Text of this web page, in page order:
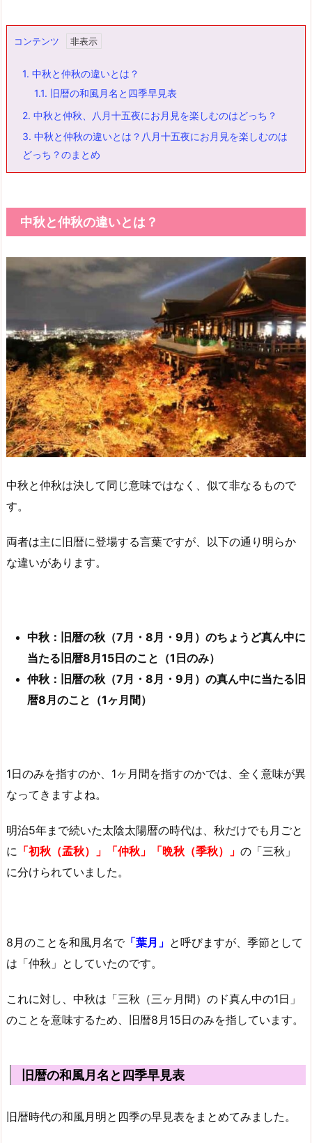
コンテンツ
1. 中秋と仲秋の違いとは？
1.1. 旧暦の和風月名と四季早見表
2. 中秋と仲秋、八月十五夜にお月見を楽しむのはどっち？
3. 中秋と仲秋の違いとは？八月十五夜にお月見を楽しむのは
どっち？のまとめ
中秋と仲秋の違いとは？
中秋と仲秋は決して同じ意味ではなく、似て非なるもので
す。
両者は主に旧暦に登場する言葉ですが、以下の通り明らか
な違いがあります。
中秋：旧暦の秋（7月・8月・9月）のちょうど真ん中に
当たる旧暦8月15日のこと（1日のみ）
仲秋：旧暦の秋（7月・8月・9月）の真ん中に当たる旧
暦8月のこと（1ヶ月間）
1日のみを指すのか、1ヶ月間を指すのかでは、全く意味が異
なってきますよね。
明治5年まで続いた太陰太陽暦の時代は、秋だけでも月ごと
に 「初秋（孟秋）」「仲秋」「晩秋（季秋）」 の「三秋」
に分けられていました。
8月のことを和風月名で「葉月」 と呼びますが、季節として
は「仲秋」としていたのです。
これに対し、中秋は「三秋（三ヶ月間）のド真ん中の1日」
のことを意味するため、旧暦8月15日のみを指しています。
旧暦の和風月名と四季早見表
旧暦時代の和風月明と四季の早見表をまとめてみました。